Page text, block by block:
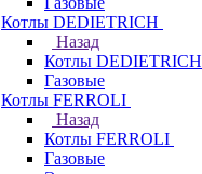
Котлы DEDIETRICH
Назад
Котлы DEDIETRICH
Газовые
Котлы FERROLI
Назад
Котлы FERROLI
Газовые